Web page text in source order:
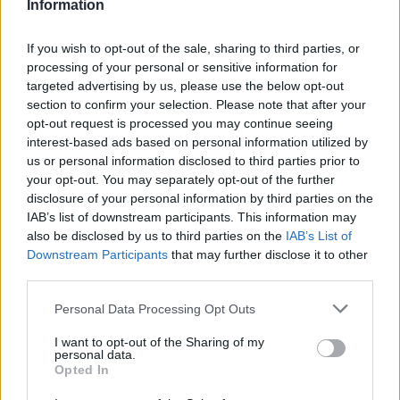
Information
If you wish to opt-out of the sale, sharing to third parties, or
processing of your personal or sensitive information for
targeted advertising by us, please use the below opt-out
section to confirm your selection. Please note that after your
opt-out request is processed you may continue seeing
interest-based ads based on personal information utilized by
us or personal information disclosed to third parties prior to
your opt-out. You may separately opt-out of the further
disclosure of your personal information by third parties on the
IAB’s list of downstream participants. This information may
also be disclosed by us to third parties on the IAB’s List of
Downstream Participants that may further disclose it to other
Please note that this website/app uses one or more Google
not limited to your visit or usage behaviour. You may click to
grant or deny consent to Google and its third-party tags to
use your data for below specified purposes in below Google
Personal Data Processing Opt Outs
I want to opt-out of the Sharing of my
personal data.
Opted In
a
ce
b
o
o
k
w
it
te
r
n
te
re
st
h
at
s
A
p
p
h
a
re
Articolo precedente
Prossimo articolo
NOTIZIE RECENTI
Controlli rafforzati in Costa Smeralda, 20
arresti e 135 denunce
Tre milioni di euro dalla Provincia Gallura per
nuove aule nelle scuole di Olbia